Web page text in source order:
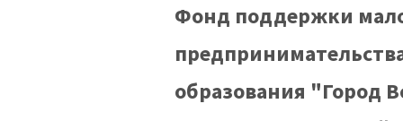
Фонд поддержки
образования "Город